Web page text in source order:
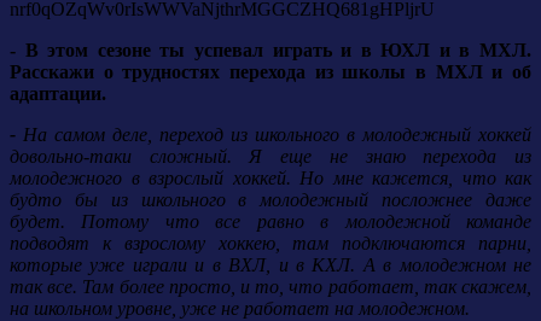
- В этом сезоне ты успевал играть и в ЮХЛ и в МХЛ.
Расскажи о трудностях перехода из школы в МХЛ и об
адаптации.
- На самом деле, переход из школьного в молодежный хоккей
довольно-таки сложный. Я
еще не знаю перехода из
молодежного в взрослый хоккей. Но мне кажется, что как
будто бы из школьного в молодежный посложнее даже
будет.
Потому что все равно в молодежной команде
подводят к взрослому хоккею, там подключаются парни,
которые уже играли и в ВХЛ, и в КХЛ. А в молодежном не
так все. Там более просто, и то, что работает, так скажем,
на школьном уровне, уже не работает на молодежном.